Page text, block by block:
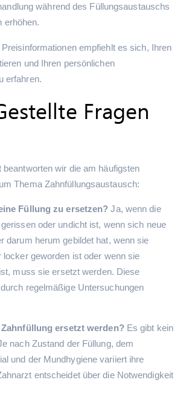
während des Füllungsaustauschs
erhöhen.
empfiehlt es sich, Ihren
und Ihren persönlichen
erfahren.
Fragen
beantworten wir die am häufigsten
Thema Zahnfüllungsaustausch:
Füllung zu ersetzen? Ja, wenn die
oder undicht ist, wenn sich neue
darum herum gebildet hat, wenn sie
locker geworden ist oder wenn sie
muss sie ersetzt werden. Diese
regelmäßige Untersuchungen
ersetzt werden?Es gibt kein
nach Zustand der Füllung, dem
und der Mundhygiene variiert ihre
entscheidet über die Notwendigkeit